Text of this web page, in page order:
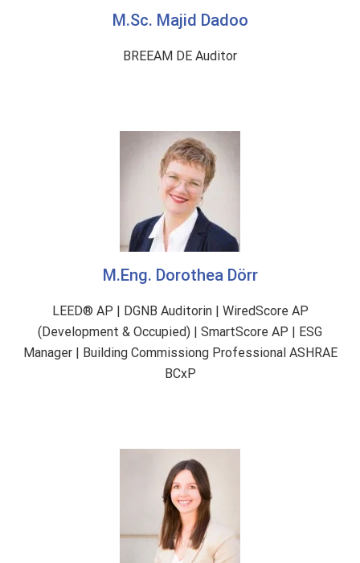
M.Sc. Majid Dadoo
BREEAM DE Auditor
M.Eng. Dorothea Dörr
LEED® AP | DGNB Auditorin | WiredScore AP
(Development & Occupied) | SmartScore AP | ESG
Manager | Building Commissiong Professional ASHRAE
BCxP